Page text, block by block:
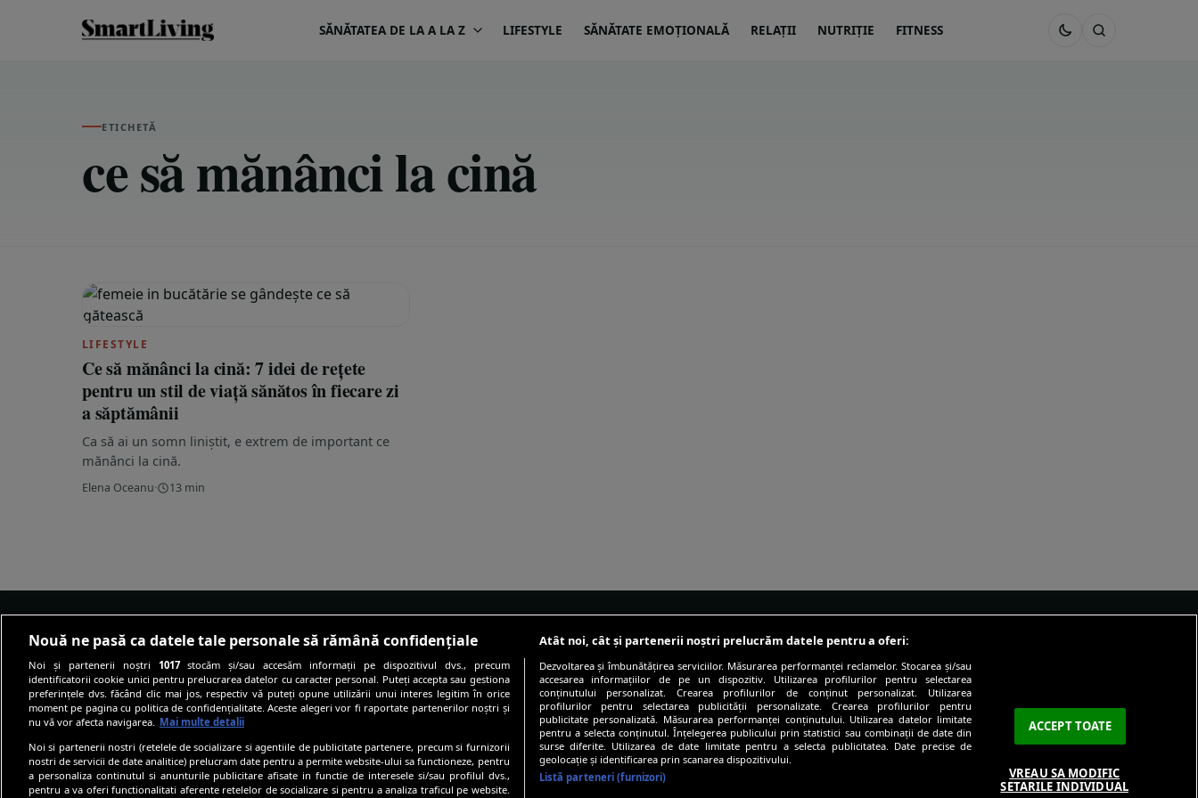
SĂNĂTATEA DE LA A LA Z LIFESTYLE SĂNĂTATE EMOȚIONALĂ RELAȚII NUTRIȚIE FITNESS
ETICHETĂ
ce să mănânci la cină
LIFESTYLE
Ce să mănânci la cină: 7 idei de rețete
pentru un stil de viață sănătos în fiecare zi
a săptămânii
Ca să ai un somn liniștit, e extrem de important ce
mănânci la cină.
Elena Oceanu· 13 min
Site-ul despre well-being care te învață
cum să trăiești fericit, nu doar sănătos.
cititorilor.
Sănătatea de la A la Z
Sănătate emoțională
Nutriție
Fitness
PROIECTE SPECIALE
Sănătatea în focus
Pacientul și medicul lui
Viața după cancer
Echipa SmartLiving
Contact
Nouă ne pasă ca datele tale personale să rămână confidențiale
Noi și partenerii noștri 1017stocăm și/sau accesăm informații pe dispozitivul dvs., precum
identificatorii cookie unici pentru prelucrarea datelor cu caracter personal. Puteți accepta sau gestiona
preferințele dvs. făcând clic mai jos, respectiv vă puteți opune utilizării unui interes legitim în orice
moment pe pagina cu politica de confidențialitate. Aceste alegeri vor fi raportate partenerilor noștri și
nu vă vor afecta navigarea. Mai multe detalii
Noi si partenerii nostri (retelele de socializare si agentiile de publicitate partenere, precum si furnizorii
nostri de servicii de date analitice) prelucram date pentru a permite website-ului sa functioneze, pentru
a personaliza continutul si anunturile publicitare afisate in functie de interesele si/sau profilul dvs.,
pentru a va oferi functionalitati aferente retelelor de socializare si pentru a analiza traficul pe website.
Atât noi, cât și partenerii noștri prelucrăm datele pentru a oferi:
Dezvoltarea și îmbunătățirea serviciilor. Măsurarea performanței reclamelor. Stocarea și/sau
accesarea informațiilor de pe un dispozitiv. Utilizarea profilurilor pentru selectarea
conținutului personalizat. Crearea profilurilor de conținut personalizat. Utilizarea
profilurilor pentru selectarea publicității personalizate. Crearea profilurilor pentru
publicitate personalizată. Măsurarea performanței conținutului. Utilizarea datelor limitate
pentru a selecta conținutul. Înțelegerea publicului prin statistici sau combinații de date din
surse diferite. Utilizarea de date limitate pentru a selecta publicitatea. Date precise de
geolocație și identificarea prin scanarea dispozitivului.
Listă parteneri (furnizori)
ACCEPT TOATE
VREAU SA MODIFIC
SETARILE INDIVIDUAL